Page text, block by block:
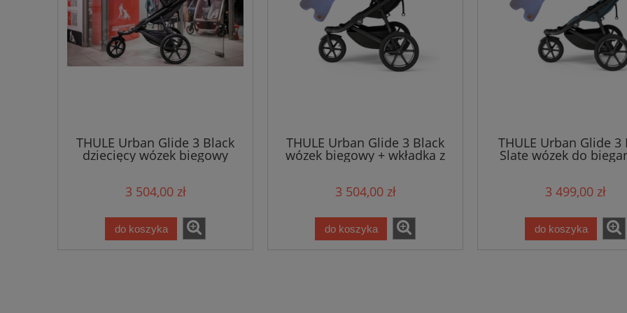
THULE Urban Glide 3 Black
dziecięcy wózek biegowy
spacerówka
3 504,00 zł
do koszyka
THULE Urban Glide 3 Black
wózek biegowy + wkładka z
wełny merino Simple Wool
3 504,00 zł
do koszyka
THULE Urban Glide 3
Slate wózek do
wkładka merino Simple
3 499,00 zł
do koszyka